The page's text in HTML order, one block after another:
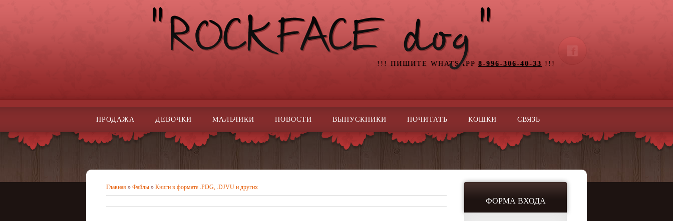
!!! ПИШИТЕ WHATSAPP 8-996-306-40-33 !!!
ПРОДАЖА ДЕВОЧКИ МАЛЬЧИКИ НОВОСТИ ВЫПУСКНИКИ ПОЧИТАТЬ КОШКИ СВЯЗЬ
Главная » Файлы » Книги в формате .PDG, .DJVU и других
ФОРМА ВХОДА